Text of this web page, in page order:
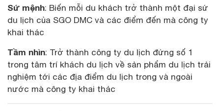
Sứ mệnh: Biến mỗi du khách trở thành một đại sứ
du lịch của SGO DMC và các điểm đến mà công ty
khai thác
Tầm nhìn: Trở thành công ty du lịch đứng số 1
trong tâm trí khách du lịch về sản phẩm du lịch trải
nghiệm tới các địa điểm du lịch trong và ngoài
nước mà công ty khai thác